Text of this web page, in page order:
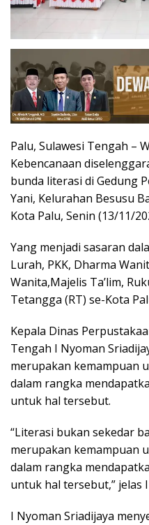
Palu, Sulawesi Tengah –
Kebencanaan
bunda literasi di Gedung
Yani, Kelurahan Besusu
Kota Palu, Senin (13/11/
Yang menjadi sasaran
Lurah, PKK, Dharma
Wanita,Majelis Ta’lim,
Tetangga (RT) se-Kota
Kepala Dinas
Tengah I Nyoman
merupakan kemampuan
dalam rangka
untuk hal tersebut.
“Literasi bukan sekedar
merupakan kemampuan
dalam rangka
untuk hal tersebut,” jelas
I Nyoman Sriadijaya